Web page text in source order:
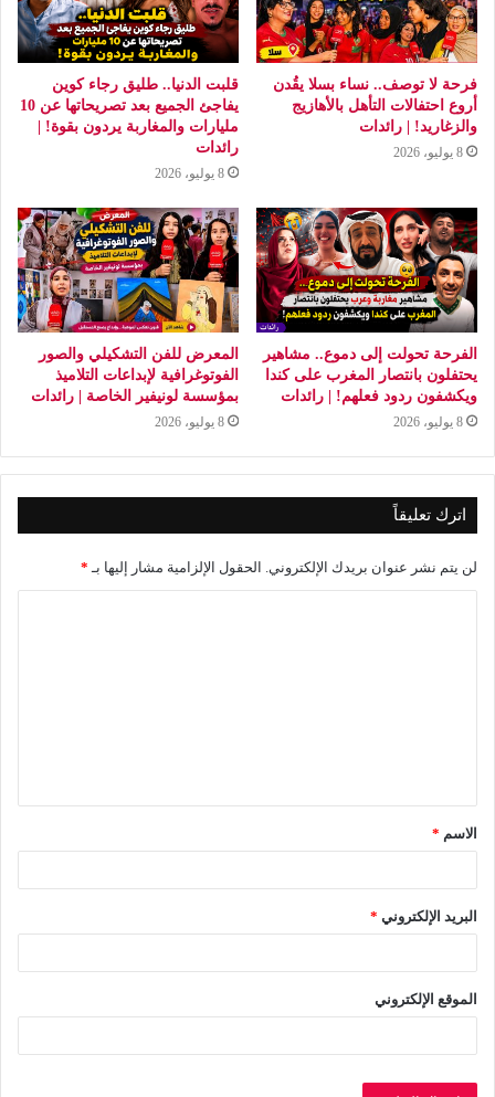
فرحة لا توصف.. نساء بسلا يقُدن
أروع احتفالات التأهل بالأهازيج
والزغاريد! | رائدات
8 يوليو، 2026
قلبت الدنيا.. طليق رجاء كوين
يفاجئ الجميع بعد تصريحاتها عن 10
مليارات والمغاربة يردون بقوة! |
رائدات
8 يوليو، 2026
الفرحة تحولت إلى دموع.. مشاهير
يحتفلون بانتصار المغرب على كندا
ويكشفون ردود فعلهم! | رائدات
8 يوليو، 2026
المعرض للفن التشكيلي والصور
الفوتوغرافية لإبداعات التلاميذ
بمؤسسة لونيفير الخاصة | رائدات
8 يوليو، 2026
اترك تعليقاً
لن يتم نشر عنوان بريدك الإلكتروني. الحقول الإلزامية مشار إليها بـ *
ق
*الاسم *
البريد الإلكتروني *
الموقع الإلكتروني